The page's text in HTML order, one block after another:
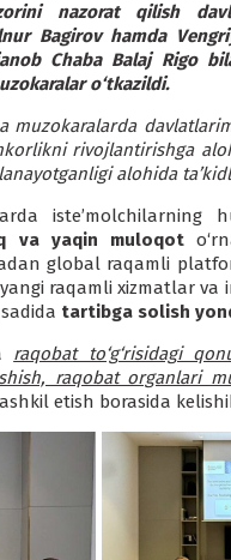
nazorat qilish
Bagirov hamda
Chaba Balaj Rigo
o‘tkazildi.
muzokaralarda
rivojlantirishga
alohida
va yaqin muloqot
global raqamli
raqamli xizmatlar
tartibga solish
raqobat to‘g‘risidagi
raqobat organlari
etish borasida